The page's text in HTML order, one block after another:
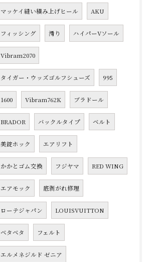
マッケイ縫い積み上げヒール AKU
フィッシング 滑り ハイパーVソール
Vibram2070
タイガー・ウッズゴルフシューズ 995
1600 Vibram762K ブラドール
BRADOR バックルタイプ ベルト
美錠ホック エアリフト
かかとゴム交換 フジヤマ RED WING
エアモック 底剥がれ修理
ローテジャパン LOUISVUITTON
ベタベタ フェルト
エルメネジルド ゼニア